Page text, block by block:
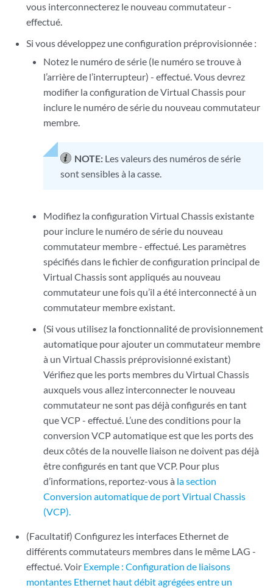
vous interconnecterez le nouveau commutateur -
effectué.
Si vous développez une configuration préprovisionnée :
Notez le numéro de série (le numéro se trouve à
l’arrière de l’interrupteur) - effectué. Vous devrez
modifier la configuration de Virtual Chassis pour
inclure le numéro de série du nouveau commutateur
membre.
NOTE: Les valeurs des numéros de série
sont sensibles à la casse.
Modifiez la configuration Virtual Chassis existante
pour inclure le numéro de série du nouveau
commutateur membre - effectué. Les paramètres
spécifiés dans le fichier de configuration principal de
Virtual Chassis sont appliqués au nouveau
commutateur une fois qu’il a été interconnecté à un
commutateur membre existant.
(Si vous utilisez la fonctionnalité de provisionnement
automatique pour ajouter un commutateur membre
à un Virtual Chassis préprovisionné existant)
Vérifiez que les ports membres du Virtual Chassis
auxquels vous allez interconnecter le nouveau
commutateur ne sont pas déjà configurés en tant
que VCP - effectué. L’une des conditions pour la
conversion VCP automatique est que les ports des
deux côtés de la nouvelle liaison ne doivent pas déjà
être configurés en tant que VCP. Pour plus
d’informations, reportez-vous à la section
Conversion automatique de port Virtual Chassis
(VCP).
(Facultatif) Configurez les interfaces Ethernet de
différents commutateurs membres dans le même LAG -
effectué. Voir Exemple : Configuration de liaisons
montantes Ethernet haut débit agrégées entre un